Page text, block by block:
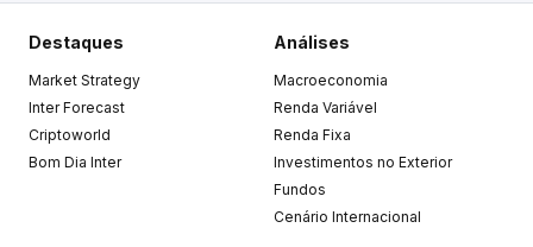
Destaques
Market Strategy
Inter Forecast
Criptoworld
Bom Dia Inter
Análises
Macroeconomia
Renda Variável
Renda Fixa
Investimentos no Exterior
Fundos
Cenário Internacional